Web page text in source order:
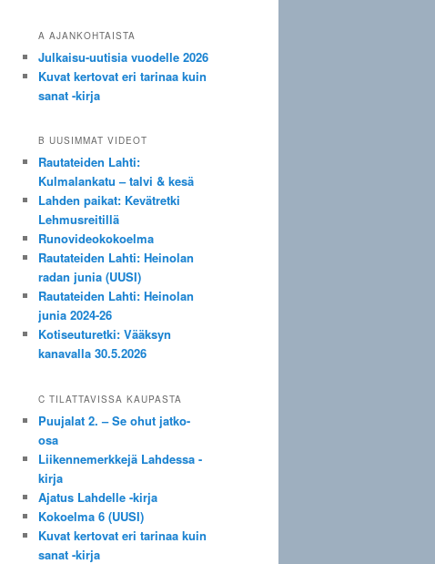
A AJANKOHTAISTA
Julkaisu-uutisia vuodelle 2026
Kuvat kertovat eri tarinaa kuin
sanat -kirja
B UUSIMMAT VIDEOT
Rautateiden Lahti:
Kulmalankatu – talvi & kesä
Lahden paikat: Kevätretki
Lehmusreitillä
Runovideokokoelma
Rautateiden Lahti: Heinolan
radan junia (UUSI)
Rautateiden Lahti: Heinolan
junia 2024-26
Kotiseuturetki: Vääksyn
kanavalla 30.5.2026
C TILATTAVISSA KAUPASTA
Puujalat 2. – Se ohut jatko-
osa
Liikennemerkkejä Lahdessa -
kirja
Ajatus Lahdelle -kirja
Kokoelma 6 (UUSI)
Kuvat kertovat eri tarinaa kuin
sanat -kirja